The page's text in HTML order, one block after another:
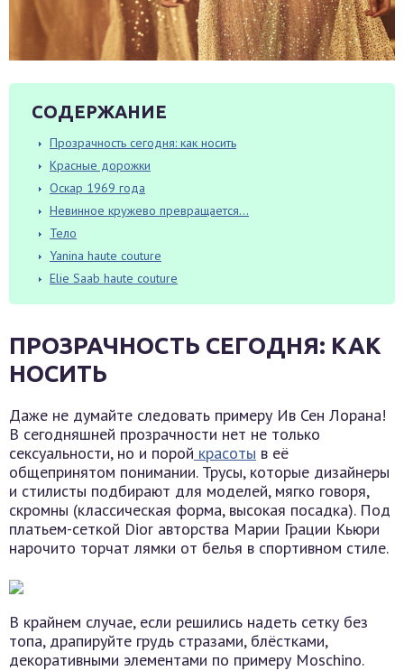
СОДЕРЖАНИЕ
Прозрачность сегодня: как носить
Красные дорожки
Оскар 1969 года
Невинное кружево превращается…
Тело
Yanina haute couture
Elie Saab haute couture
ПРОЗРАЧНОСТЬ СЕГОДНЯ: КАК
НОСИТЬ
Даже не думайте следовать примеру Ив Сен Лорана!
В сегодняшней прозрачности нет не только
сексуальности, но и порой красоты в её
общепринятом понимании. Трусы, которые дизайнеры
и стилисты подбирают для моделей, мягко говоря,
скромны (классическая форма, высокая посадка). Под
платьем-сеткой Dior авторства Марии Грации Кьюри
нарочито торчат лямки от белья в спортивном стиле.
В крайнем случае, если решились надеть сетку без
топа, драпируйте грудь стразами, блёстками,
декоративными элементами по примеру Moschino.